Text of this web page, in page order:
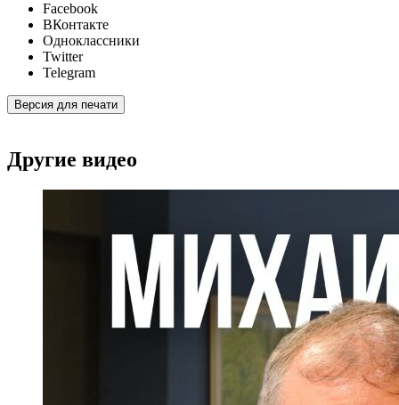
Facebook
ВКонтакте
Одноклассники
Twitter
Telegram
Версия для печати
Другие видео